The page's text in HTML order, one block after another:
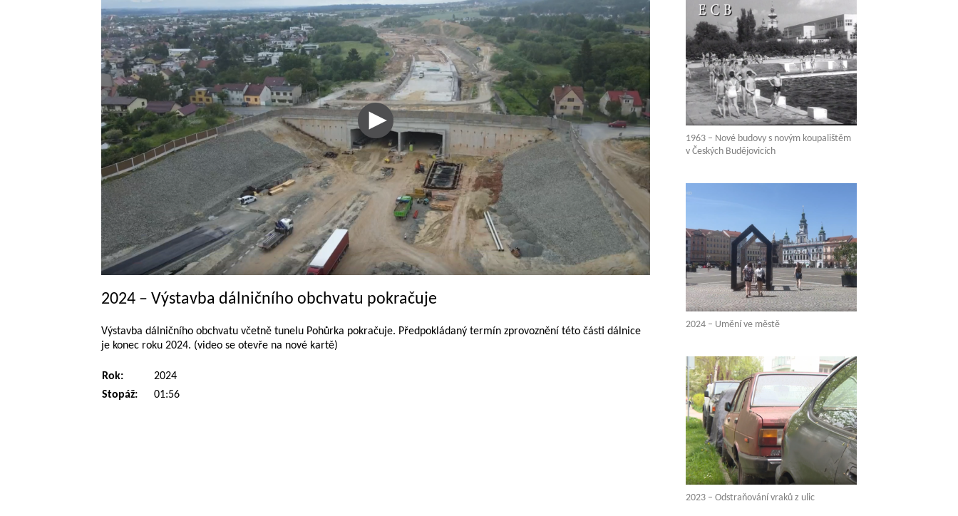
2024 – Výstavba dálničního obchvatu pokračuje
Výstavba dálničního obchvatu včetně tunelu Pohůrka pokračuje. Předpokládaný termín zprovoznění této části dálnice
je konec roku 2024. (video se otevře na nové kartě)
Rok:
2024
Stopáž:
01:56
1963 – Nové budovy s novým koupalištěm
v Českých Budějovicích
2024 – Umění ve městě
2023 – Odstraňování vraků z ulic